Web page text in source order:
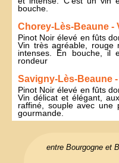
bouche.
Chorey-Lès-Beaune -
Pinot Noir élevé en fûts
Vin très agréable, rouge
intenses. En bouche, il
rondeur
Savigny-Lès-Beaune
Pinot Noir élevé en fûts
Vin délicat et élégant,
raffiné, souple avec une
gourmande.
entre Bourgogne et